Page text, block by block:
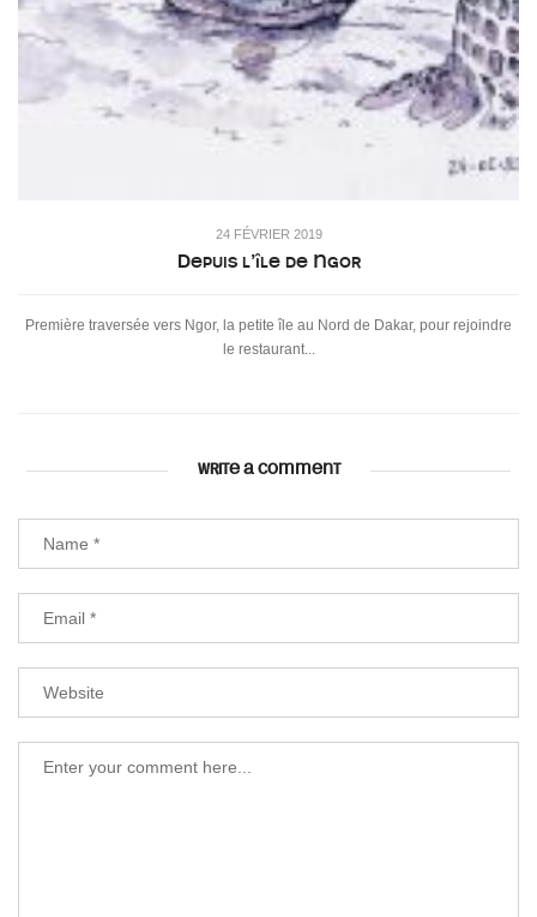
24 FÉVRIER 2019
Depuis l’île de Ngor
Première traversée vers Ngor, la petite île au Nord de Dakar, pour rejoindre
le restaurant...
WRITE A COMMENT